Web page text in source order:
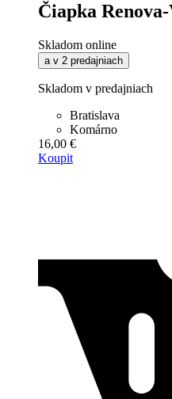
Čiapka Renova-
Skladom online
a v 2 predajniach
Skladom v predajniach
Bratislava
Komárno
16,00 €
Koupit